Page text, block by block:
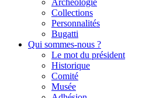
Archéologie
Collections
Personnalités
Bugatti
Qui sommes-nous ?
Le mot du président
Historique
Comité
Musée